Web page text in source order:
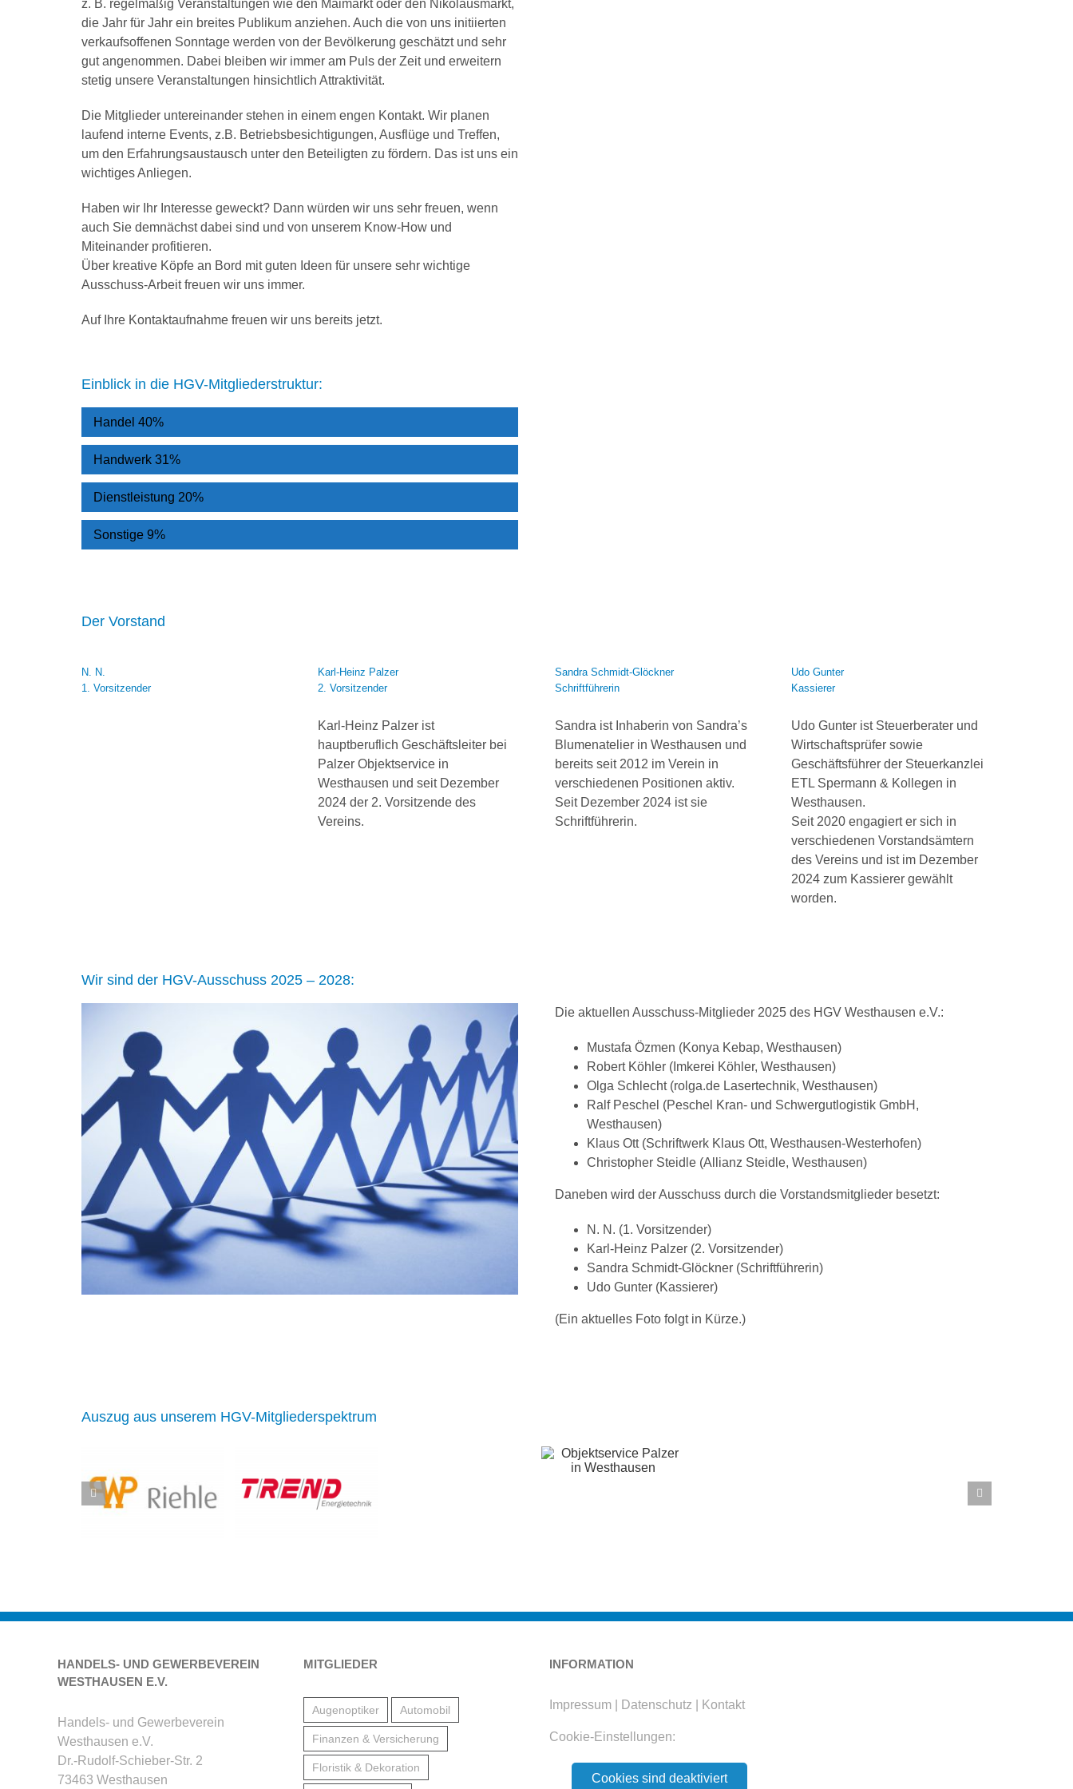
z. B. regelmäßig Veranstaltungen wie den Maimarkt oder den Nikolausmarkt,
die Jahr für Jahr ein breites Publikum anziehen. Auch die von uns initiierten
verkaufsoffenen Sonntage werden von der Bevölkerung geschätzt und sehr
gut angenommen. Dabei bleiben wir immer am Puls der Zeit und erweitern
stetig unsere Veranstaltungen hinsichtlich Attraktivität.
Die Mitglieder untereinander stehen in einem engen Kontakt. Wir planen
laufend interne Events, z.B. Betriebsbesichtigungen, Ausflüge und Treffen,
um den Erfahrungsaustausch unter den Beteiligten zu fördern. Das ist uns ein
wichtiges Anliegen.
Haben wir Ihr Interesse geweckt? Dann würden wir uns sehr freuen, wenn
auch Sie demnächst dabei sind und von unserem Know-How und
Miteinander profitieren.
Über kreative Köpfe an Bord mit guten Ideen für unsere sehr wichtige
Ausschuss-Arbeit freuen wir uns immer.
Auf Ihre Kontaktaufnahme freuen wir uns bereits jetzt.
Einblick in die HGV-Mitgliederstruktur:
Handel 40%
Handwerk 31%
Dienstleistung 20%
Sonstige 9%
Der Vorstand
N. N.
1. Vorsitzender
Karl-Heinz Palzer
2. Vorsitzender
Karl-Heinz Palzer ist
hauptberuflich Geschäftsleiter bei
Palzer Objektservice in
Westhausen und seit Dezember
2024 der 2. Vorsitzende des
Vereins.
Sandra Schmidt-Glöckner
Schriftführerin
Sandra ist Inhaberin von Sandra’s
Blumenatelier in Westhausen und
bereits seit 2012 im Verein in
verschiedenen Positionen aktiv.
Seit Dezember 2024 ist sie
Schriftführerin.
Udo Gunter
Kassierer
Udo Gunter ist Steuerberater und
Wirtschaftsprüfer sowie
Geschäftsführer der Steuerkanzlei
ETL Spermann & Kollegen in
Westhausen.
Seit 2020 engagiert er sich in
verschiedenen Vorstandsämtern
des Vereins und ist im Dezember
2024 zum Kassierer gewählt
worden.
Wir sind der HGV-Ausschuss 2025 – 2028:
Die aktuellen Ausschuss-Mitglieder 2025 des HGV Westhausen e.V.:
Mustafa Özmen (Konya Kebap, Westhausen)
Robert Köhler (Imkerei Köhler, Westhausen)
Olga Schlecht (rolga.de Lasertechnik, Westhausen)
Ralf Peschel (Peschel Kran- und Schwergutlogistik GmbH,
Westhausen)
Klaus Ott (Schriftwerk Klaus Ott, Westhausen-Westerhofen)
Christopher Steidle (Allianz Steidle, Westhausen)
Daneben wird der Ausschuss durch die Vorstandsmitglieder besetzt:
N. N. (1. Vorsitzender)
Karl-Heinz Palzer (2. Vorsitzender)
Sandra Schmidt-Glöckner (Schriftführerin)
Udo Gunter (Kassierer)
(Ein aktuelles Foto folgt in Kürze.)
Auszug aus unserem HGV-Mitgliederspektrum
HANDELS- UND GEWERBEVEREIN
WESTHAUSEN E.V.
Handels- und Gewerbeverein
Westhausen e.V.
Dr.-Rudolf-Schieber-Str. 2
73463 Westhausen
MITGLIEDER
Augenoptiker Automobil
Finanzen & Versicherung
Floristik & Dekoration
INFORMATION
Impressum Datenschutz Kontakt
Cookie-Einstellungen:
Cookies sind deaktiviert